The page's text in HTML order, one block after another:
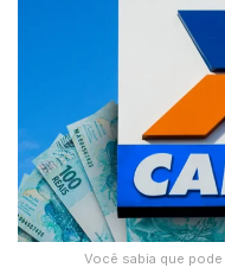
Você sabia que